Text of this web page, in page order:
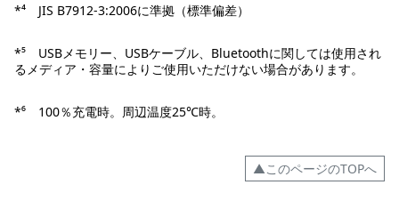
*⁴ JIS B7912-3:2006に準拠（標準偏差）
*⁵ USBメモリー、USBケーブル、Bluetoothに関しては使用され
るメディア・容量によりご使用いただけない場合があります。
*⁶ 100％充電時。周辺温度25℃時。
▲このページのTOPへ